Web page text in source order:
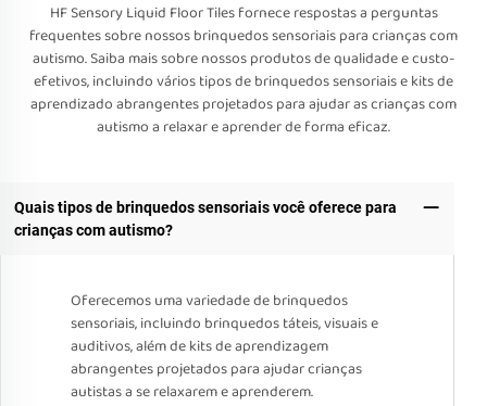
HF Sensory Liquid Floor Tiles fornece respostas a perguntas
frequentes sobre nossos brinquedos sensoriais para crianças com
autismo. Saiba mais sobre nossos produtos de qualidade e custo-
efetivos, incluindo vários tipos de brinquedos sensoriais e kits de
aprendizado abrangentes projetados para ajudar as crianças com
autismo a relaxar e aprender de forma eficaz.
Quais tipos de brinquedos sensoriais você oferece para
crianças com autismo?
Oferecemos uma variedade de brinquedos
sensoriais, incluindo brinquedos táteis, visuais e
auditivos, além de kits de aprendizagem
abrangentes projetados para ajudar crianças
autistas a se relaxarem e aprenderem.